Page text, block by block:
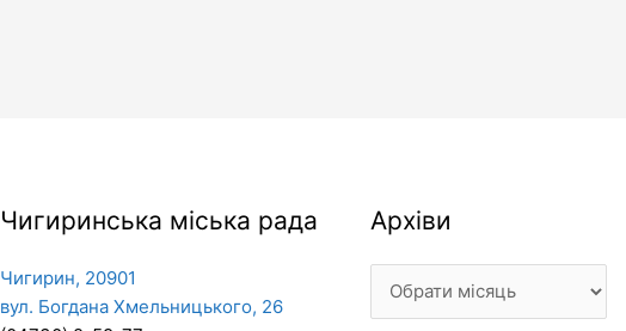
Чигиринська міська рада
Чигирин, 20901
вул. Богдана Хмельницького, 26
Архіви
Архіви